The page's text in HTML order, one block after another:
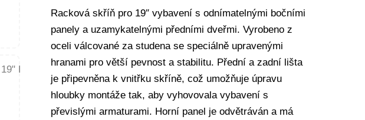
Racková skříň pro 19″ vybavení s odnímatelnými bočními
panely a uzamykatelnými předními dveřmi. Vyrobeno z
oceli válcované za studena se speciálně upravenými
hranami pro větší pevnost a stabilitu. Přední a zadní lišta
je připevněna k vnitřku skříně, což umožňuje úpravu
hloubky montáže tak, aby vyhovovala vybavení s
převislými armaturami. Horní panel je odvětráván a má